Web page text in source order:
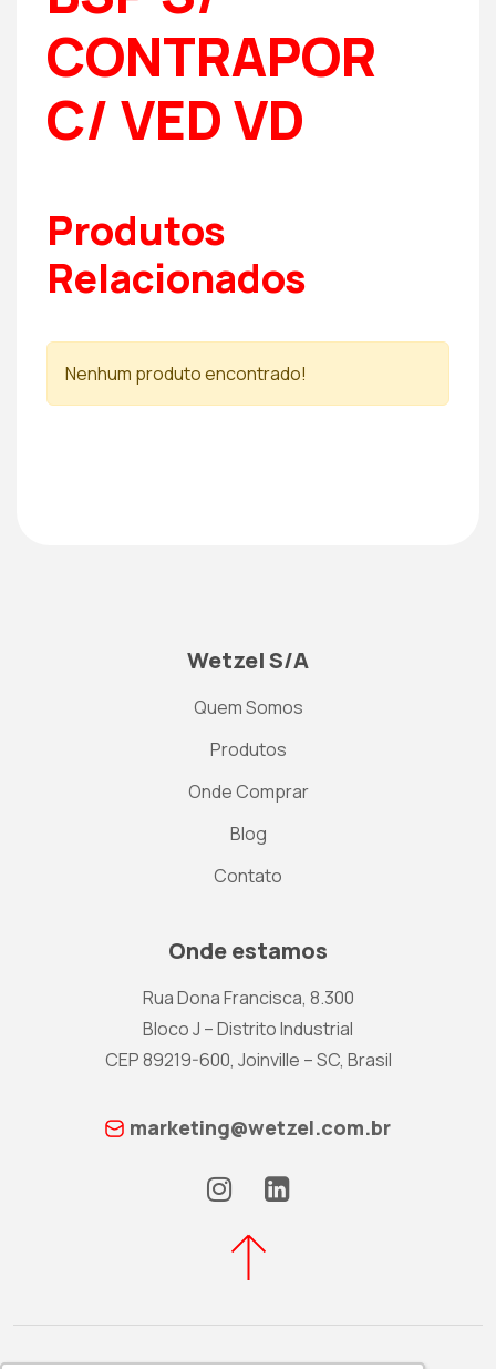
CONTRAPOR
C/ VED VD
Produtos
Relacionados
Nenhum produto encontrado!
Wetzel S/A
Quem Somos
Produtos
Onde Comprar
Blog
Contato
Onde estamos
Rua Dona Francisca, 8.300
Bloco J – Distrito Industrial
CEP 89219-600, Joinville – SC, Brasil
marketing@wetzel.com.br